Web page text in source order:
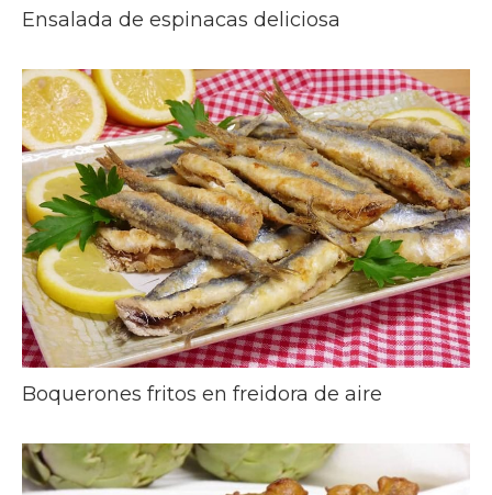
Ensalada de espinacas deliciosa
Boquerones fritos en freidora de aire